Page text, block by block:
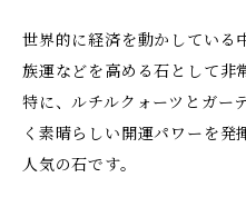
世界的に経済を動かしている
族運などを高める石として非
特に、ルチルクォーツとガー
く素晴らしい開運パワーを発
人気の石です。